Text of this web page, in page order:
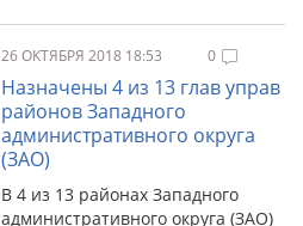
26 ОКТЯБРЯ 2018 18:53 0
Назначены 4 из 13 глав управ
районов Западного
административного округа
(ЗАО)
В 4 из 13 районах Западного
административного округа (ЗАО)